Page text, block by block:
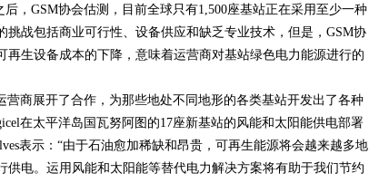
，GSM协会估测，目前全球只有1,500座基站正在采用至少一种
战包括商业可行性、设备供应和缺乏专业技术，但是，GSM协
再生设备成本的下降，意味着运营商对基站绿色电力能源进行的
营商展开了合作，为那些地处不同地形的各类基站开发出了各种
在太平洋岛国瓦努阿图的17座新基站的风能和太阳能供电部署
表示：“由于石油愈加稀缺和昂贵，可再生能源将会越来越多地
供电。运用风能和太阳能等替代电力解决方案将有助于我们节约